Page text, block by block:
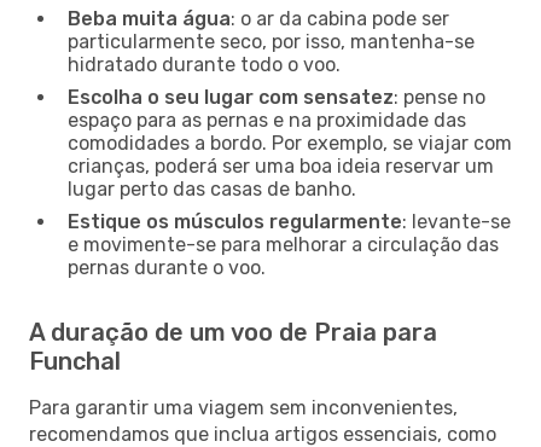
Beba muita água: o ar da cabina pode ser
particularmente seco, por isso, mantenha-se
hidratado durante todo o voo.
Escolha o seu lugar com sensatez: pense no
espaço para as pernas e na proximidade das
comodidades a bordo. Por exemplo, se viajar com
crianças, poderá ser uma boa ideia reservar um
lugar perto das casas de banho.
Estique os músculos regularmente: levante-se
e movimente-se para melhorar a circulação das
pernas durante o voo.
A duração de um voo de Praia para
Funchal
Para garantir uma viagem sem inconvenientes,
recomendamos que inclua artigos essenciais, como